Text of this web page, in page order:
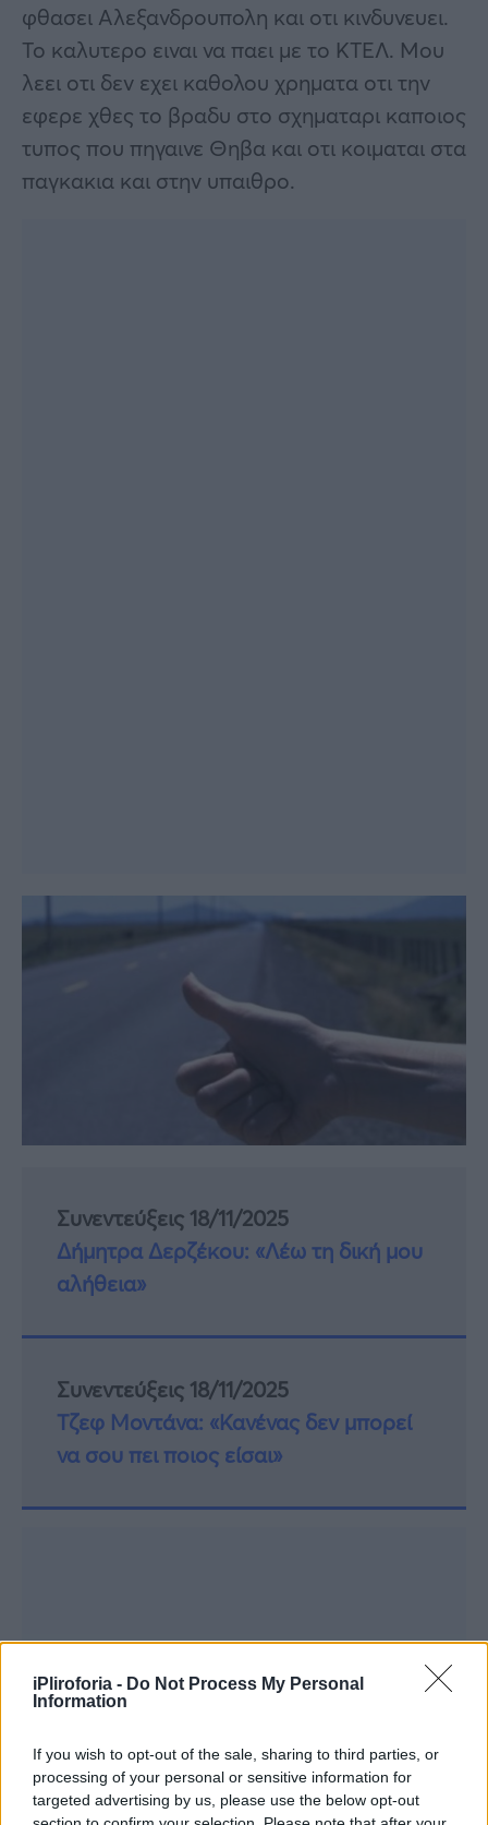
iPliroforia - Do Not Process My Personal
Information
If you wish to opt-out of the sale, sharing to third parties, or
processing of your personal or sensitive information for
targeted advertising by us, please use the below opt-out
φθασει Αλεξανδρουπολη και οτι κινδυνευει.
Το καλυτερο ειναι να παει με το ΚΤΕΛ. Μου
λεει οτι δεν εχει καθολου χρηματα οτι την
εφερε χθες το βραδυ στο σχηματαρι καποιος
τυπος που πηγαινε Θηβα και οτι κοιμαται στα
παγκακια και στην υπαιθρο.
Συνεντεύξεις 18/11/2025
Δήμητρα Δερζέκου: «Λέω τη δική μου
αλήθεια»
Συνεντεύξεις 18/11/2025
Τζεφ Μοντάνα: «Κανένας δεν μπορεί
να σου πει ποιος είσαι»